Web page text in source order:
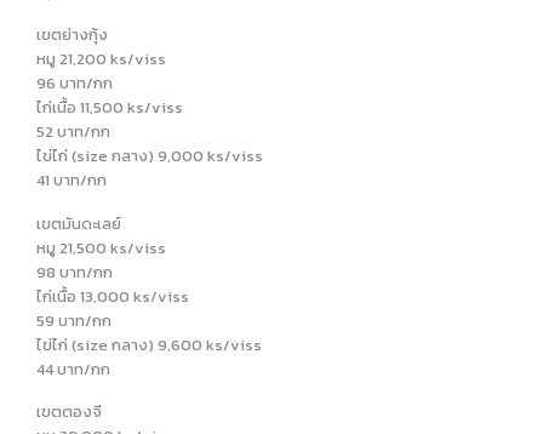
เขตย่างกุ้ง
หมู 21,200 ks/viss
96 บาท/กก
ไก่เนื้อ 11,500 ks/viss
52 บาท/กก
ไข่ไก่ (size กลาง) 9,000 ks/viss
41 บาท/กก
เขตมันดะเลย์
หมู 21,500 ks/viss
98 บาท/กก
ไก่เนื้อ 13,000 ks/viss
59 บาท/กก
ไข่ไก่ (size กลาง) 9,600 ks/viss
44 บาท/กก
เขตตองจี